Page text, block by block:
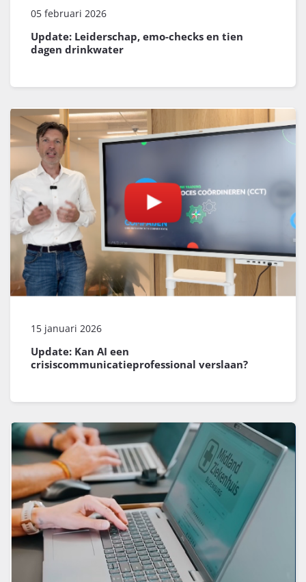
Update: Leiderschap, emo-checks en tien
dagen drinkwater
05 februari 2026
Update: Kan AI een
crisiscommunicatieprofessional verslaan?
15 januari 2026